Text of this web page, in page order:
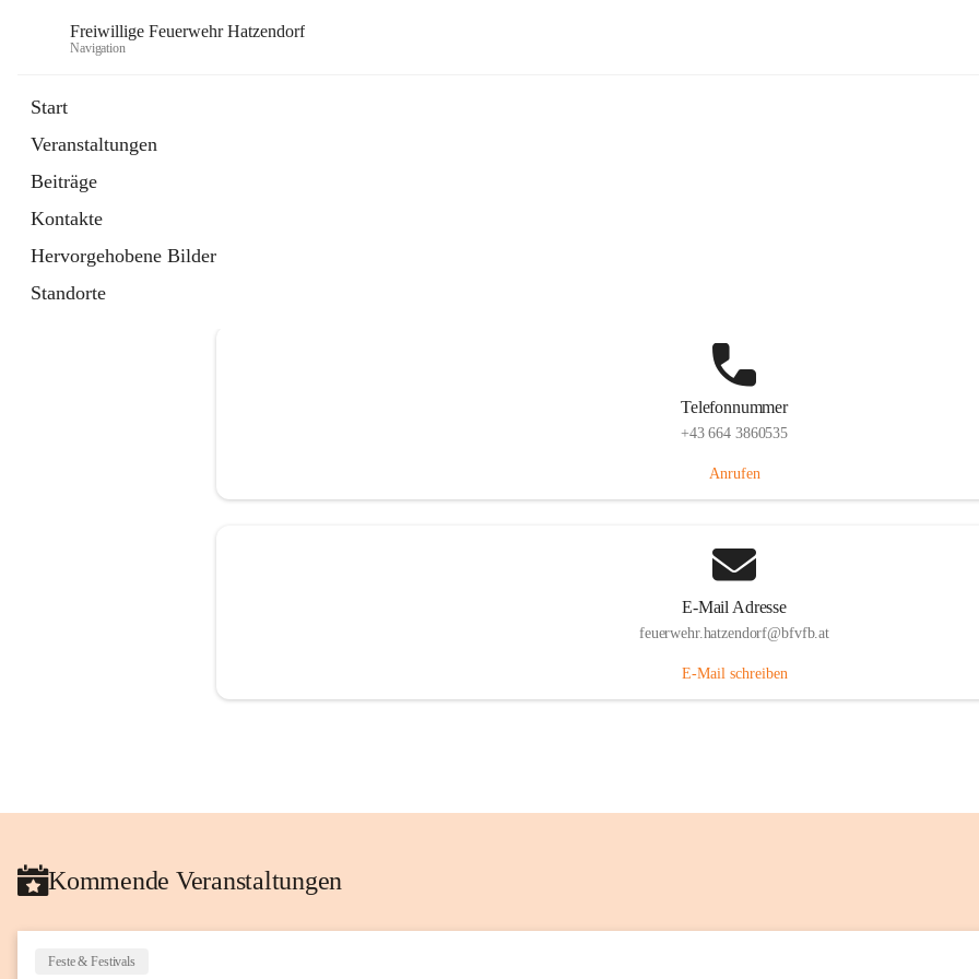
Freiwillige Feuerwehr Hatzendorf
Navigation
Start
Veranstaltungen
Beiträge
Kontakte
Hervorgehobene Bilder
Standorte
Telefonnummer
+43 664 3860535
Anrufen
E-Mail Adresse
feuerwehr.hatzendorf@bfvfb.at
E-Mail schreiben
Kommende Veranstaltungen
Feste & Festivals